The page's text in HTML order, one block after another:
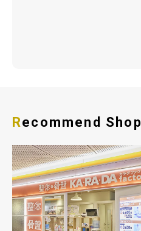
Recommend Shop